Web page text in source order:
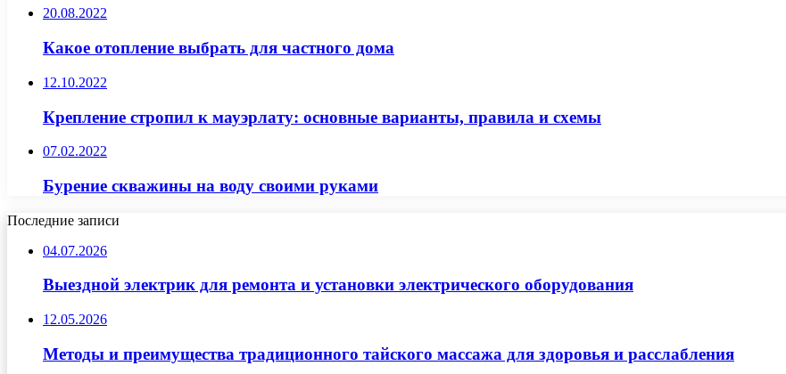
20.08.2022
Какое отопление выбрать для частного дома
12.10.2022
Крепление стропил к мауэрлату: основные варианты, правила и схемы
07.02.2022
Бурение скважины на воду своими руками
Последние записи
04.07.2026
Выездной электрик для ремонта и установки электрического оборудования
12.05.2026
Методы и преимущества традиционного тайского массажа для здоровья и расслабления